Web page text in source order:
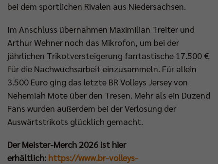
bei dem sportlichen Rivalen aus Niedersachsen.
Im Anschluss übernahmen Maximilian Treiter und
Arthur Wehner noch das Mikrofon, um bei der
jährlichen Trikotversteigerung fantastische 17.500 €
für die Nachwuchsarbeit einzusammeln. Für allein
3.500 Euro ging das letzte BR Volleys Jersey von
Nehemiah Mote über den Tresen. Mehr als ein Duzend
Fans wurden außerdem bei der Verlosung der
Auswärtstrikots glücklich gemacht.
Der Meister-Merch 2026 ist hier
erhältlich: https://www.br-volleys-